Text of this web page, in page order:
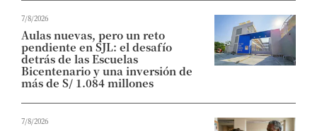
7/8/2026
Aulas nuevas, pero un reto
pendiente en SJL: el desafío
detrás de las Escuelas
Bicentenario y una inversión de
más de S/ 1.084 millones
7/8/2026